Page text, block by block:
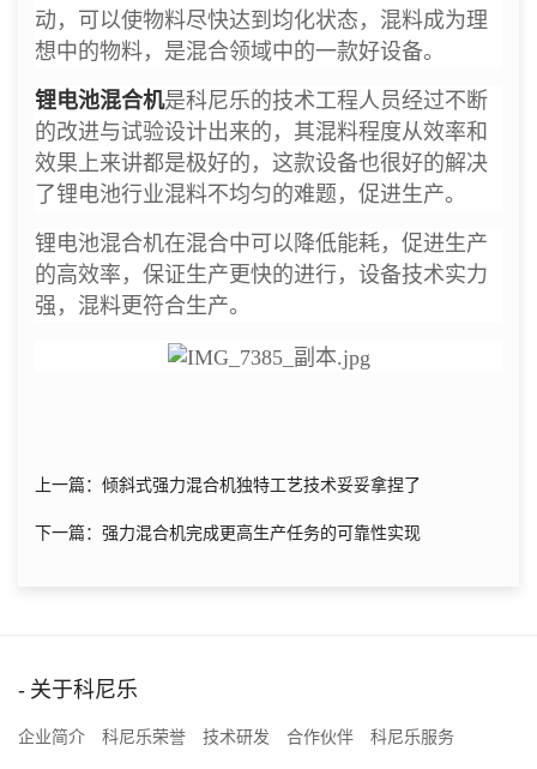
动，可以使物料尽快达到均化状态，混料成为理
想中的物料，是混合领域中的一款好设备。
锂电池混合机是科尼乐的技术工程人员经过不断
的改进与试验设计出来的，其混料程度从效率和
效果上来讲都是极好的，这款设备也很好的解决
了锂电池行业混料不均匀的难题，促进生产。
锂电池混合机在混合中可以降低能耗，促进生产
的高效率，保证生产更快的进行，设备技术实力
强，混料更符合生产。
上一篇：倾斜式强力混合机独特工艺技术妥妥拿捏了
下一篇：强力混合机完成更高生产任务的可靠性实现
关于科尼乐
企业简介 科尼乐荣誉 技术研发 合作伙伴 科尼乐服务